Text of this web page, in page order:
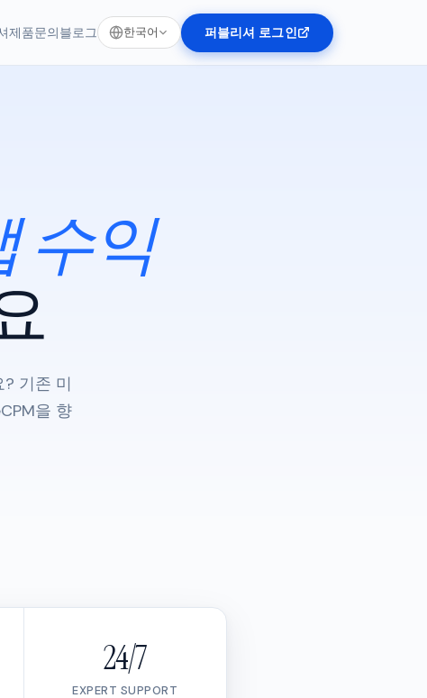
제품문의블로그 한국어 퍼블리셔 로그인
수익
기존 미
을 향
24/7
EXPERT SUPPORT